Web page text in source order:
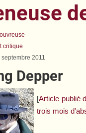
critique
2011
Depper
[Article publié
trois mois